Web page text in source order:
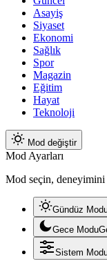
Asayiş
Siyaset
Ekonomi
Sağlık
Spor
Magazin
Eğitim
Hayat
Teknoloji
Mod değiştir
Mod Ayarları
Mod seçin,
Gündüz
Gece Modu
Sistem